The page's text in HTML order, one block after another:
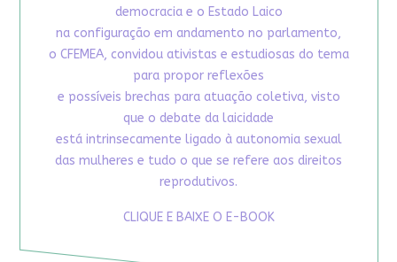
democracia e o Estado Laico
na configuração em andamento no parlamento,
o CFEMEA, convidou ativistas e estudiosas do tema
para propor reflexões
e possíveis brechas para atuação coletiva, visto
que o debate da laicidade
está intrinsecamente ligado à autonomia sexual
das mulheres e tudo o que se refere aos direitos
reprodutivos.
CLIQUE E BAIXE O E-BOOK